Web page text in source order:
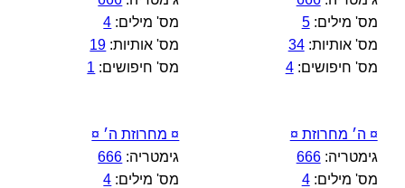
מס' מילים:5
מס' אותיות:34
מס' חיפושים:4
מס' מילים: 4
מס' אותיות: 19
מס' חיפושים: 1
¤ ה׳ מחרוזת ¤
גימטריה:666
מס' מילים:4
¤ מחרוזת ה׳ ¤
גימטריה: 666
מס' מילים: 4